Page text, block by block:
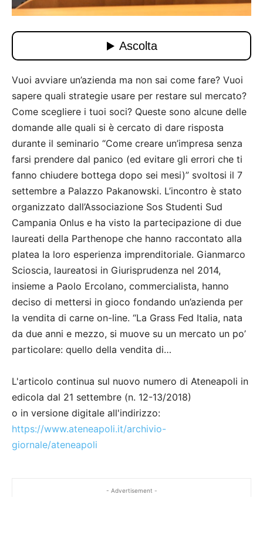
Vuoi avviare un’azienda ma non sai come fare? Vuoi
sapere quali strategie usare per restare sul mercato?
Come scegliere i tuoi soci? Queste sono alcune delle
domande alle quali si è cercato di dare risposta
durante il seminario “Come creare un’impresa senza
farsi prendere dal panico (ed evitare gli errori che ti
fanno chiudere bottega dopo sei mesi)” svoltosi il 7
settembre a Palazzo Pakanowski. L’incontro è stato
organizzato dall’Associazione Sos Studenti Sud
Campania Onlus e ha visto la partecipazione di due
laureati della Parthenope che hanno raccontato alla
platea la loro esperienza imprenditoriale. Gianmarco
Scioscia, laureatosi in Giurisprudenza nel 2014,
insieme a Paolo Ercolano, commercialista, hanno
deciso di mettersi in gioco fondando un’azienda per
la vendita di carne on-line. “La Grass Fed Italia, nata
da due anni e mezzo, si muove su un mercato un po’
particolare: quello della vendita di…
L'articolo continua sul nuovo numero di Ateneapoli in
edicola dal 21 settembre (n. 12-13/2018)
o in versione digitale all'indirizzo:
https://www.ateneapoli.it/archivio-
giornale/ateneapoli
- Advertisement -